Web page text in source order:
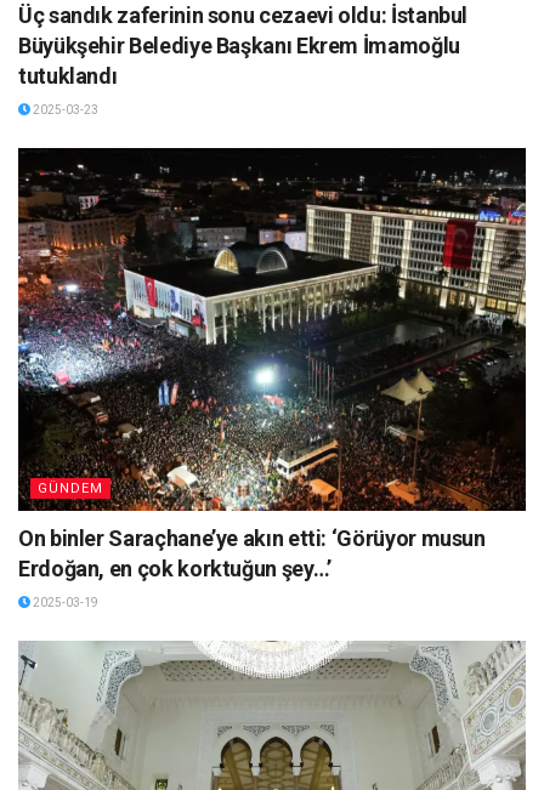
Üç sandık zaferinin sonu cezaevi oldu: İstanbul
Büyükşehir Belediye Başkanı Ekrem İmamoğlu
tutuklandı
2025-03-23
GÜNDEM
On binler Saraçhane’ye akın etti: ‘Görüyor musun
Erdoğan, en çok korktuğun şey…’
2025-03-19